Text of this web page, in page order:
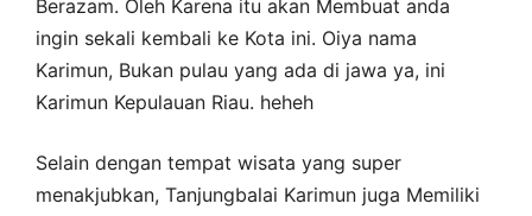
Berazam. Oleh Karena itu akan Membuat anda
ingin sekali kembali ke Kota ini. Oiya nama
Karimun, Bukan pulau yang ada di jawa ya, ini
Karimun Kepulauan Riau. heheh
Selain dengan tempat wisata yang super
menakjubkan, Tanjungbalai Karimun juga Memiliki